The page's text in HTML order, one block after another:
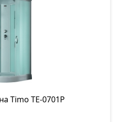
Timo TE-0701P